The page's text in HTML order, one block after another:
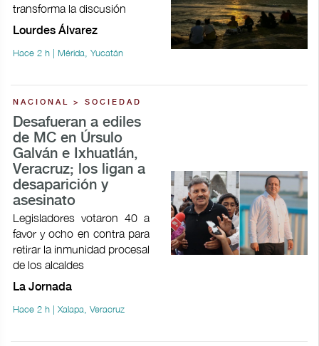
transforma la discusión
Lourdes Álvarez
Hace 2 h | Mérida, Yucatán
NACIONAL > SOCIEDAD
Desafueran a ediles
de MC en Úrsulo
Galván e Ixhuatlán,
Veracruz; los ligan a
desaparición y
asesinato
Legisladores votaron 40 a
favor y ocho en contra para
retirar la inmunidad procesal
de los alcaldes
La Jornada
Hace 2 h | Xalapa, Veracruz